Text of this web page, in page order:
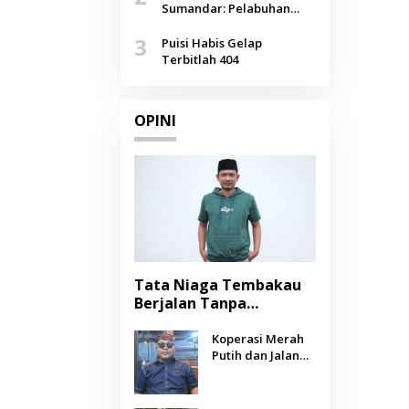
Agustus
Sumandar: Pelabuhan
Selendang Benang Merah
Lombang
3
Puisi Habis Gelap
Terbitlah 404
OPINI
Tata Niaga Tembakau
Berjalan Tanpa
Negara Berpihak
kepada Petani?
Koperasi Merah
Putih dan Jalan